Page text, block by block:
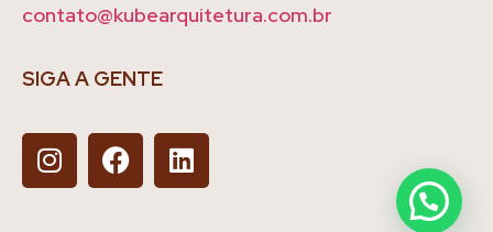
contato@kubearquitetura.com.br
SIGA A GENTE